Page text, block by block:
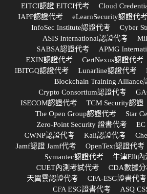
EITCI認證 EITCI代考
Cloud
IAPP認證代考
eLearnSecurity認證代考
InfoSec Institute認證代考
Cyber
ASIS International認證代考
SABSA認證代考
APMG
EXIN認證代考
CertNexus認證代考
IBITGQ認證代考
Lunarline認證代考
Blockchain Training Alliance
Crypto Consortium認證代考
ISECOM認證代考
TCM Security認證
The Open Group認證代考
Star
Zero-Point Security 證書代考
CWNP認證代考
Kali認證代考
Jamf認證 Jamf代考
OpenText認證代考
Symantec認證代考
牛津Ellt內
CUET內測考試代考
CDA數據
天翼雲認證代考
CFA-ESG證書代考
CFA ESG證書代考
ASQ